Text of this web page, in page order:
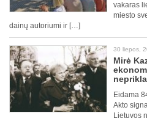
vakaras
miesto
dainų autoriumi ir […]
30 liepos,
Mirė
Eidama
Akto
Lietuvos